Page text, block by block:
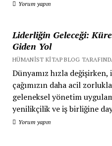
Yorum yapın
Liderliğin Geleceği:
Giden Yol
HÜMANIST KITAP BLOG
Dünyamız hızla değişirken,
çağımızın daha acil
geleneksel yönetim
yenilikçilik ve iş birliğine
Yorum yapın